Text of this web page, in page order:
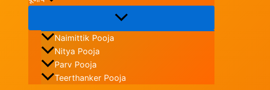
Naimittik Pooja
Nitya Pooja
Parv Pooja
Teerthanker Pooja